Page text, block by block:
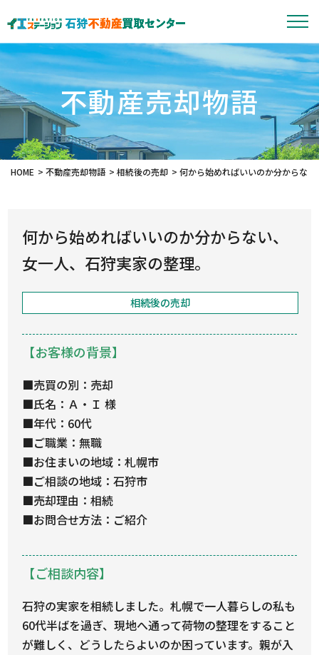
不動産売却物語
HOME 不動産売却物語 相続後の売却 何から始めればいいのか分からな
何から始めればいいのか分からない、
女一人、石狩実家の整理。
相続後の売却
【お客様の背景】
■売買の別：売却
■氏名：Ａ・Ｉ 様
■年代：60代
■ご職業：無職
■お住まいの地域：札幌市
■ご相談の地域：石狩市
■売却理由：相続
■お問合せ方法：ご紹介
【ご相談内容】
石狩の実家を相続しました。札幌で一人暮らしの私も
60代半ばを過ぎ、現地へ通って荷物の整理をすること
が難しく、どうしたらよいのか困っています。親が入